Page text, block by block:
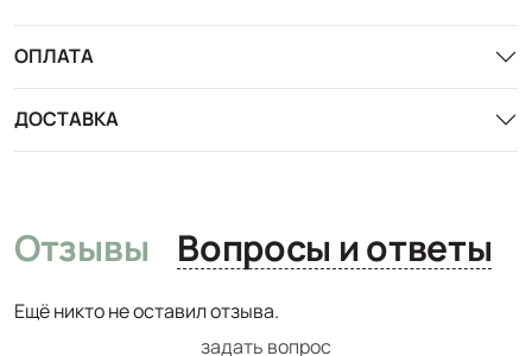
ОПЛАТА
ДОСТАВКА
Отзывы Вопросы и ответы
Ещё никто не оставил отзыва.
задать вопрос